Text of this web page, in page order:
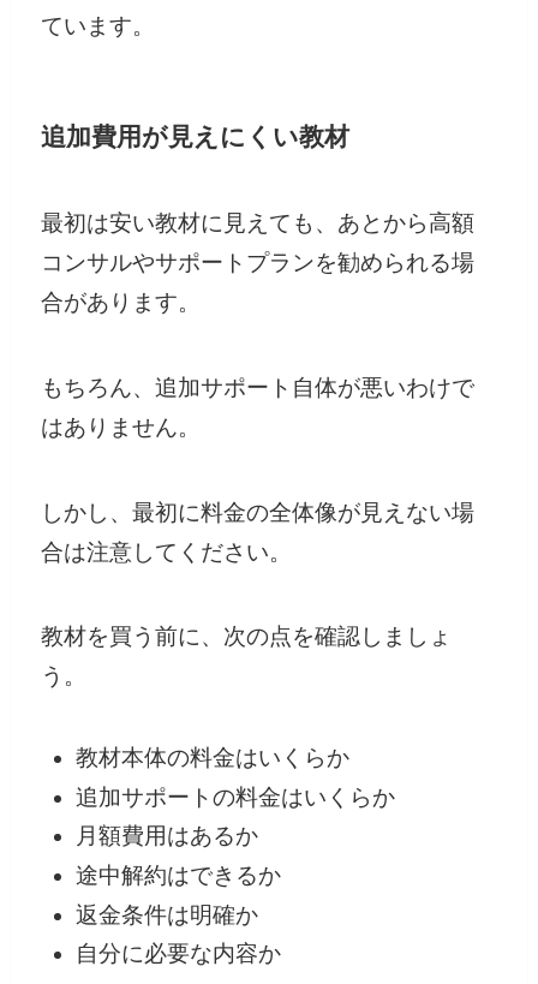
ています。
追加費用が見えにくい教材
最初は安い教材に見えても、あとから高額
コンサルやサポートプランを勧められる場
合があります。
もちろん、追加サポート自体が悪いわけで
はありません。
しかし、最初に料金の全体像が見えない場
合は注意してください。
教材を買う前に、次の点を確認しましょ
う。
教材本体の料金はいくらか
追加サポートの料金はいくらか
月額費用はあるか
途中解約はできるか
返金条件は明確か
自分に必要な内容か